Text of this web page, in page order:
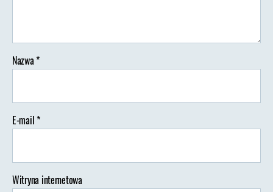
Nazwa*
E-mail*
Witryna internetowa